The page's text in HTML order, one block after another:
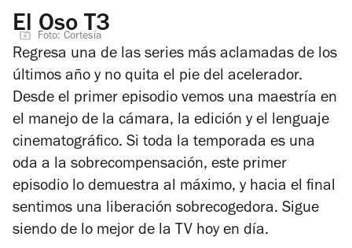
El Oso T3
Foto: Cortesía
Regresa una de las series más aclamadas de los
últimos año y no quita el pie del acelerador.
Desde el primer episodio vemos una maestría en
el manejo de la cámara, la edición y el lenguaje
cinematográfico. Si toda la temporada es una
oda a la sobrecompensación, este primer
episodio lo demuestra al máximo, y hacia el final
sentimos una liberación sobrecogedora. Sigue
siendo de lo mejor de la TV hoy en día.